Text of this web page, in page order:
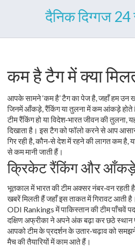
दैनिक दिग्गज 24
कम है टैग में क्या
आपके सामने ‘कम है’ टैग का पेज है, जहाँ हम उन
जिनमें आँकड़े, रैंकिंग या तुलना में कम आंकड़े होते
टीम रैंकिंग हो या विदेश‑भारत जीवन की तुलना,
दिखाता है। इस टैग को फॉलो करने से आप
गिर रही है, कौन‑से देश में रहने की लागत कम है,
से कम मानी जाती हैं।
क्रिकेट रैंकिंग और
भूतकाल में भारत की टीम अक्सर नंबर‑वन रहती
खबरें मिलती हैं जहाँ इस ताकत में गिरावट आती
ODI Rankings में पाकिस्तान की टीम पाँचवें
दक्षिण अफ्रीका ने अपने अंक बढ़ा कर छठे स्थान
आपको टीम के प्रदर्शन के उतार‑चढ़ाव को
मैच की तैयारियों में काम आते हैं।